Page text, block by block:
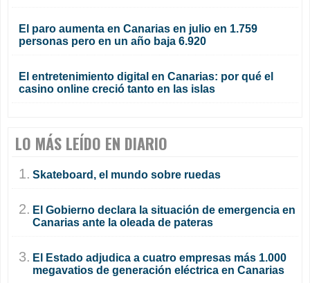
El paro aumenta en Canarias en julio en 1.759
personas pero en un año baja 6.920
El entretenimiento digital en Canarias: por qué el
casino online creció tanto en las islas
LO MÁS LEÍDO EN DIARIO
1. Skateboard, el mundo sobre ruedas
2. El Gobierno declara la situación de emergencia en
Canarias ante la oleada de pateras
3. El Estado adjudica a cuatro empresas más 1.000
megavatios de generación eléctrica en Canarias